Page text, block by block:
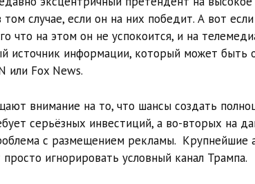
случае, если он на них победит. А вот
что на этом он не успокоится, и на
источник информации, который может быть
или Fox News.
внимание на то, что шансы создать
серьёзных инвестиций, а во-вторых на
с размещением рекламы. Крупнейшие
игнорировать условный канал Трампа.